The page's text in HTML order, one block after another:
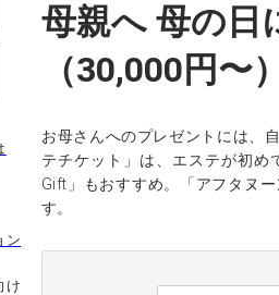
ン
け
母親へ 母の日
（30,000円〜）
お母さんへのプレゼントには、
テチケット」は、エステが初め
Gift」もおすすめ。「アフタヌ
す。